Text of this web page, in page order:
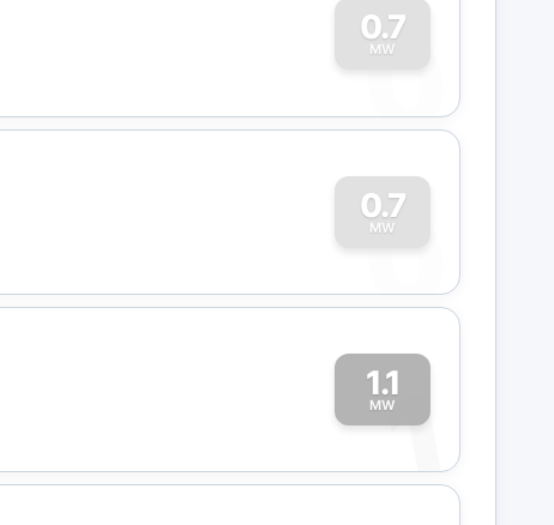
0.7
MW
0
0.7
MW
0
1.1
MW
1